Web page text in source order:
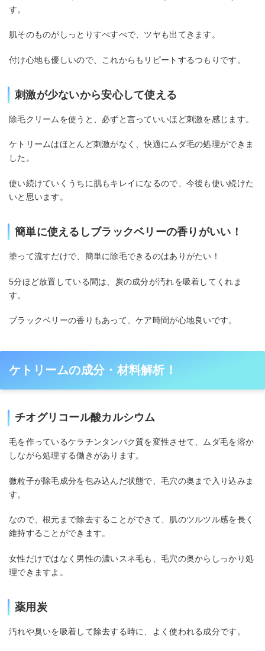
す。
肌そのものがしっとりすべすべで、ツヤも出てきます。
付け心地も優しいので、これからもリピートするつもりです。
刺激が少ないから安心して使える
除毛クリームを使うと、必ずと言っていいほど刺激を感じます。
ケトリームはほとんど刺激がなく、快適にムダ毛の処理ができま
した。
使い続けていくうちに肌もキレイになるので、今後も使い続けた
いと思います。
簡単に使えるしブラックベリーの香りがいい！
塗って流すだけで、簡単に除毛できるのはありがたい！
5分ほど放置している間は、炭の成分が汚れを吸着してくれま
す。
ブラックベリーの香りもあって、ケア時間が心地良いです。
ケトリームの成分・材料解析！
チオグリコール酸カルシウム
毛を作っているケラチンタンパク質を変性させて、ムダ毛を溶か
しながら処理する働きがあります。
微粒子が除毛成分を包み込んだ状態で、毛穴の奥まで入り込みま
す。
なので、根元まで除去することができて、肌のツルツル感を長く
維持することができます。
女性だけではなく男性の濃いスネ毛も、毛穴の奥からしっかり処
理できますよ。
薬用炭
汚れや臭いを吸着して除去する時に、よく使われる成分です。